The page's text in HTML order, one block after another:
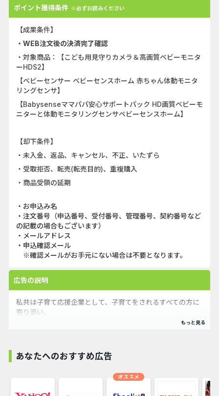
ポイント獲得条件 ※必ずお読みください
【成果条件】
・WEB注文後の決済完了確認
・対象商品：【こども用見守りカメラ＆高画質ベビーモニタ
ーHDS2】
【ベビーセンサー ベビーセンスホーム 赤ちゃん体動モニタ
リングセンサ】
【Babysenseママパパ安心サポートパック HD画質ベビーモ
ニターと体動モニタリングセンサベビーセンスホーム】
【却下条件】
・未入金、返品、キャンセル、不正、いたずら
・受取拒否、転売(転売目的)、重複購入
・商品受領の延期
・お申込み名
・注文番号（申込番号、受付番号、管理番号、契約番号など
の記載の場合もございます）
・メールアドレス
・申込確認メール
※確認メールがお手元にない場合は不要となります。
広告の説明
私共は子育て応援企業として、子育てをされるすべての方に
寄り添い、
家の中でも、どうしてもお子さまから目を離さなければいけ
あなたへのおすすめ広告
オススメ